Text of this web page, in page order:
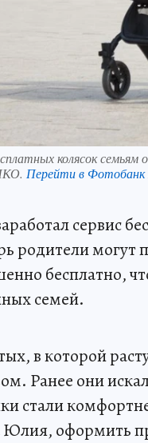
колясок семьям
Перейти в
сервис
родители
бесплатно,
семей.
в которой
Ранее они
стали
оформить